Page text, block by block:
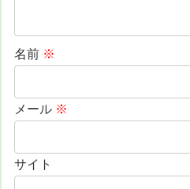
名前 ※
メール ※
サイト